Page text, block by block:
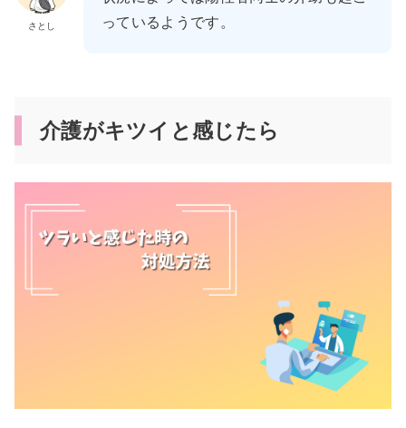
さとし
っているようです。
介護がキツイと感じたら